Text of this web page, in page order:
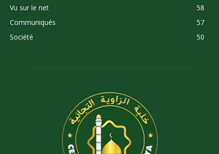
Vu sur le net
58
Communiqués
57
Société
50